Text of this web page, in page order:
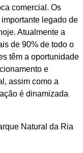
comercial. Os
legado de
Atualmente a
de 90% de todo o
têm a oportunidade
e
assim como a
é dinamizada
Natural da Ria